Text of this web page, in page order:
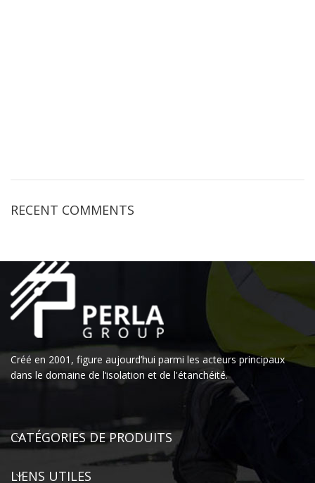
RECENT COMMENTS
Créé en 2001, figure aujourd’hui parmi les acteurs principaux
dans le domaine de l‘isolation et de l'étanchéité.
CATÉGORIES DE PRODUITS
LIENS UTILES